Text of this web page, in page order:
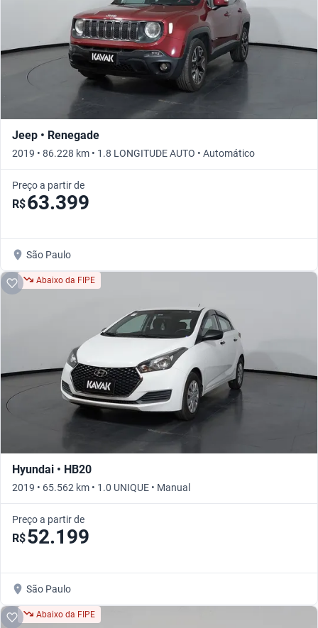
Jeep • Renegade
2019 • 86.228 km • 1.8 LONGITUDE AUTO • Automático
Preço a partir de
R$63.399
São Paulo
Abaixo da FIPE
Hyundai • HB20
2019 • 65.562 km • 1.0 UNIQUE • Manual
Preço a partir de
R$52.199
São Paulo
Abaixo da FIPE